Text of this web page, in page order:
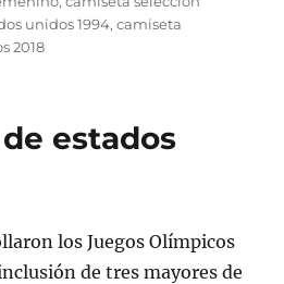
unidos 1994,camiseta
2018
estados
los Juegos Olímpicos
de tres mayores de